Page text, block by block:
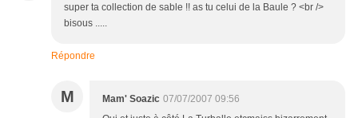
super ta collection de sable !! as tu celui de la Baule ? <br />
bisous .....
Répondre
M Mam' Soazic 07/07/2007 09:56